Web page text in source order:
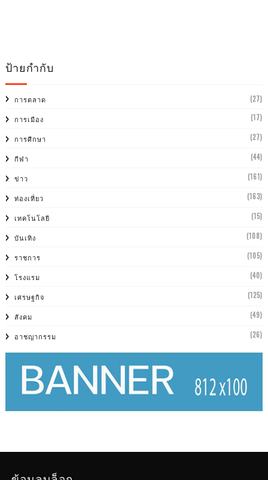
ป้ายกำกับ
การตลาด (27)
การเมือง (17)
การศีกษา (27)
กีฬา (44)
ข่าว (161)
ท่องเที่ยว (163)
เทคโนโลยี (15)
บันเทิง (108)
ราชการ (105)
โรงแรม (40)
เศรษฐกิจ (125)
สังคม (49)
อาชญากรรม (26)